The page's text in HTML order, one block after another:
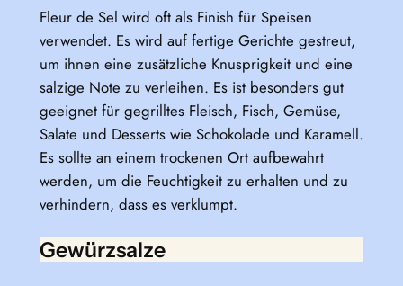
Fleur de Sel wird oft als Finish für Speisen
verwendet. Es wird auf fertige Gerichte gestreut,
um ihnen eine zusätzliche Knusprigkeit und eine
salzige Note zu verleihen. Es ist besonders gut
geeignet für gegrilltes Fleisch, Fisch, Gemüse,
Salate und Desserts wie Schokolade und Karamell.
Es sollte an einem trockenen Ort aufbewahrt
werden, um die Feuchtigkeit zu erhalten und zu
verhindern, dass es verklumpt.
Gewürzsalze